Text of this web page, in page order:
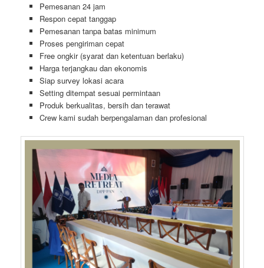
Pemesanan 24 jam
Respon cepat tanggap
Pemesanan tanpa batas minimum
Proses pengiriman cepat
Free ongkir (syarat dan ketentuan berlaku)
Harga terjangkau dan ekonomis
Siap survey lokasi acara
Setting ditempat sesuai permintaan
Produk berkualitas, bersih dan terawat
Crew kami sudah berpengalaman dan profesional